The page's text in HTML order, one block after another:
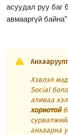
асуудал руу баг
авмааргүй байна"
Хэвлэл
Social
аливаа
хориотой
анхаарна